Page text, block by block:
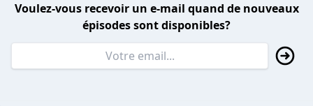
Voulez-vous recevoir un e-mail quand de nouveaux
épisodes sont disponibles?